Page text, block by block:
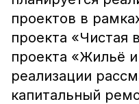
проектов в
проекта «Чистая
проекта «Жильё
реализации
капитальный